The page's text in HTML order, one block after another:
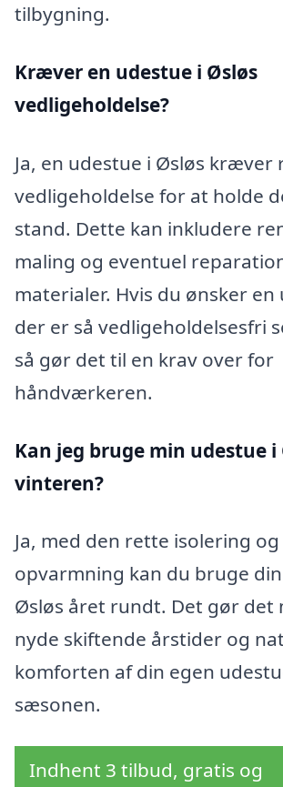
tilbygning.
Kræver en udestue i Øsløs
vedligeholdelse?
Ja, en udestue i Øsløs kræver
vedligeholdelse for at holde
stand. Dette kan inkludere
maling og eventuel
materialer. Hvis du ønsker en
der er så vedligeholdelsesfri
så gør det til en krav over for
håndværkeren.
Kan jeg bruge min udestue i
vinteren?
Ja, med den rette isolering og
opvarmning kan du bruge
Øsløs året rundt. Det gør det
nyde skiftende årstider og
komforten af din egen
sæsonen.
Indhent 3 tilbud, gratis og